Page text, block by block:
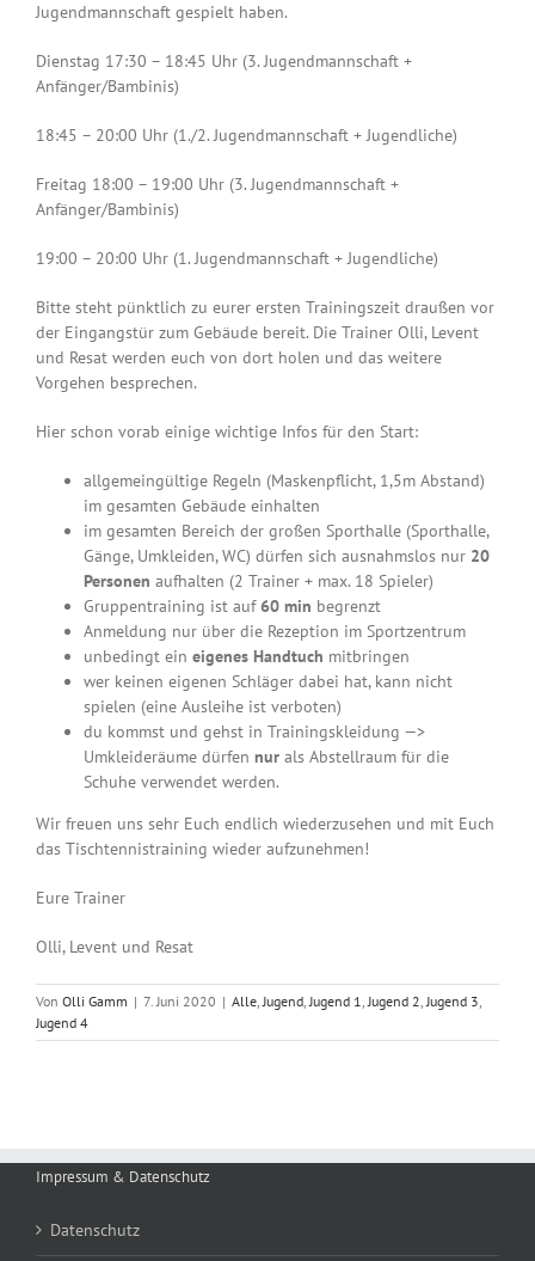
Jugendmannschaft gespielt haben.
Dienstag 17:30 – 18:45 Uhr (3. Jugendmannschaft +
Anfänger/Bambinis)
18:45 – 20:00 Uhr (1./2. Jugendmannschaft + Jugendliche)
Freitag 18:00 – 19:00 Uhr (3. Jugendmannschaft +
Anfänger/Bambinis)
19:00 – 20:00 Uhr (1. Jugendmannschaft + Jugendliche)
Bitte steht pünktlich zu eurer ersten Trainingszeit draußen vor
der Eingangstür zum Gebäude bereit. Die Trainer Olli, Levent
und Resat werden euch von dort holen und das weitere
Vorgehen besprechen.
Hier schon vorab einige wichtige Infos für den Start:
allgemeingültige Regeln (Maskenpflicht, 1,5m Abstand)
im gesamten Gebäude einhalten
im gesamten Bereich der großen Sporthalle (Sporthalle,
Gänge, Umkleiden, WC) dürfen sich ausnahmslos nur 20
Personen aufhalten (2 Trainer + max. 18 Spieler)
Gruppentraining ist auf60 min begrenzt
Anmeldung nur über die Rezeption im Sportzentrum
unbedingt ein eigenes Handtuch mitbringen
wer keinen eigenen Schläger dabei hat, kann nicht
spielen (eine Ausleihe ist verboten)
du kommst und gehst in Trainingskleidung —>
Umkleideräume dürfen nur als Abstellraum für die
Schuhe verwendet werden.
Wir freuen uns sehr Euch endlich wiederzusehen und mit Euch
das Tischtennistraining wieder aufzunehmen!
Eure Trainer
Olli, Levent und Resat
Von Olli Gamm | 7. Juni 2020 | Alle,Jugend,Jugend 1,Jugend 2,Jugend 3,
Jugend 4
Impressum & Datenschutz
Datenschutz